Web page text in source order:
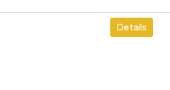
Details